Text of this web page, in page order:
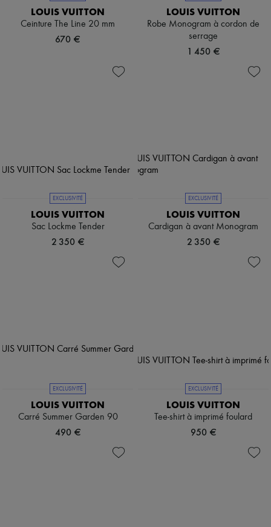
LOUIS VUITTON
Ceinture The Line 20 mm
670 €
LOUIS VUITTON
Robe Monogram à cordon de
serrage
1 450 €
EXCLUSIVITÉ
LOUIS VUITTON
Sac Lockme Tender
2 350 €
EXCLUSIVITÉ
LOUIS VUITTON
Cardigan à avant Monogram
2 350 €
EXCLUSIVITÉ
LOUIS VUITTON
Carré Summer Garden 90
490 €
EXCLUSIVITÉ
LOUIS VUITTON
Tee-shirt à imprimé foulard
950 €